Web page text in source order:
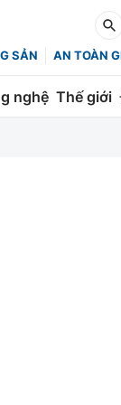
SẢN AN TOÀN
nghệ Thế giới